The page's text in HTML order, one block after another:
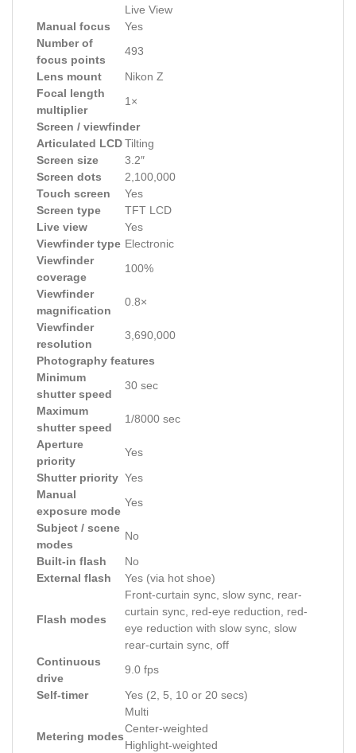
Live View
Manual focus
Yes
Number of
focus points
493
Lens mount
Nikon Z
Focal length
multiplier
1×
Screen / viewfinder
Articulated LCDTilting
Screen size
3.2″
Screen dots
2,100,000
Touch screen
Yes
Screen type
TFT LCD
Live view
Yes
Viewfinder type Electronic
Viewfinder
coverage
100%
Viewfinder
magnification
0.8×
Viewfinder
resolution
3,690,000
Photography features
Minimum
shutter speed
30 sec
Maximum
shutter speed
1/8000 sec
Aperture
priority
Yes
Shutter priority Yes
Manual
exposure mode
Yes
Subject / scene
modes
No
Built-in flash
No
External flash
Yes (via hot shoe)
Flash modes
Front-curtain sync, slow sync, rear-
curtain sync, red-eye reduction, red-
eye reduction with slow sync, slow
rear-curtain sync, off
Continuous
drive
9.0 fps
Self-timer
Yes (2, 5, 10 or 20 secs)
Metering modes
Multi
Center-weighted
Highlight-weighted